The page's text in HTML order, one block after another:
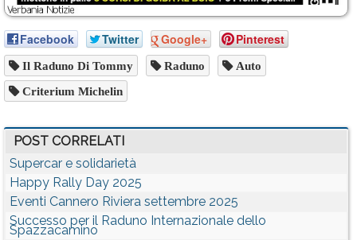
Facebook Twitter Google+ Pinterest
Il Raduno Di Tommy Raduno Auto
Criterium Michelin
POST CORRELATI
Supercar e solidarietà
Happy Rally Day 2025
Eventi Cannero Riviera settembre 2025
Successo per il Raduno Internazionale dello
Spazzacamino